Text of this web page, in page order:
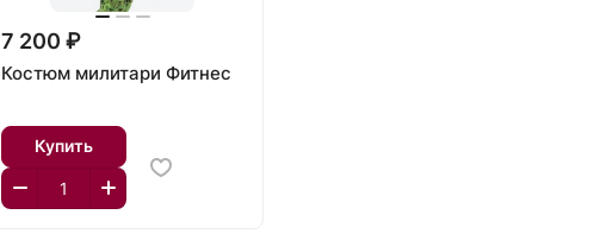
7 200 ₽
Костюм милитари Фитнес
Купить